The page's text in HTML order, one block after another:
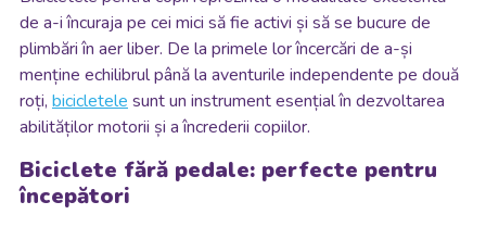
de a-i încuraja pe cei mici să fie activi și să se bucure de
plimbări în aer liber. De la primele lor încercări de a-și
menține echilibrul până la aventurile independente pe două
roți, bicicletelesunt un instrument esențial în dezvoltarea
abilităților motorii și a încrederii copiilor.
Biciclete fără pedale: perfecte pentru
începători